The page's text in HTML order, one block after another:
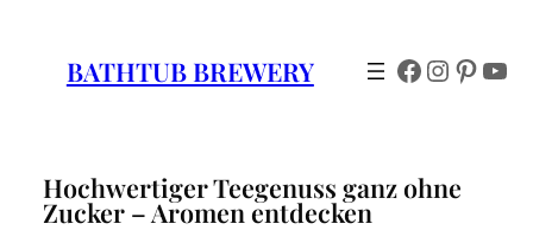
springenBATHTUB BREWERY Facebook
Hochwertiger Teegenuss ganz ohne
Zucker – Aromen entdecken